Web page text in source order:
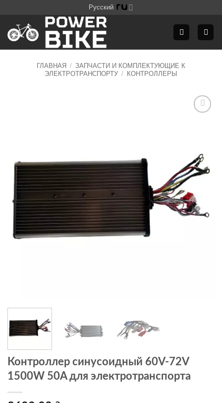
content
Русский
ГЛАВНАЯ / ЗАПЧАСТИ И КОМПЛЕКТУЮЩИЕ К
ЭЛЕКТРОТРАНСПОРТУ / КОНТРОЛЛЕРЫ
Контроллер синусоидный 60V-72V
1500W 50A для электротранспорта